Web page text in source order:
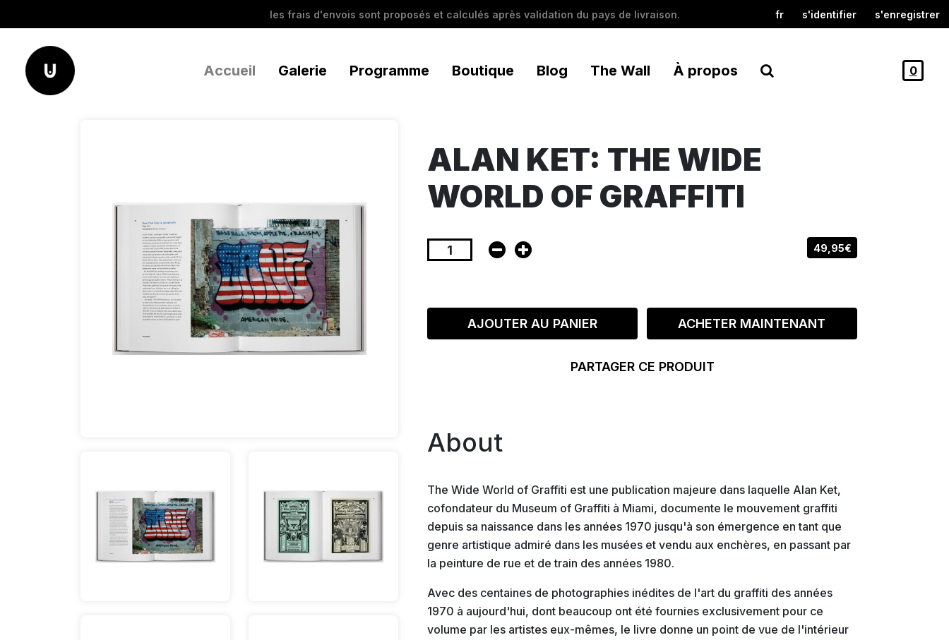
les frais d'envois sont proposés et calculés après validation du pays de livraison. fr s'identifier s'enregistrer
Accueil Galerie Programme Boutique Blog The Wall À propos 0
ALAN KET: THE WIDE
WORLD OF GRAFFITI
49,95€
AJOUTER AU PANIER ACHETER MAINTENANT
PARTAGER CE PRODUIT
About
The Wide World of Graffiti est une publication majeure dans laquelle Alan Ket,
cofondateur du Museum of Graffiti à Miami, documente le mouvement graffiti
depuis sa naissance dans les années 1970 jusqu'à son émergence en tant que
genre artistique admiré dans les musées et vendu aux enchères, en passant par
la peinture de rue et de train des années 1980.
Avec des centaines de photographies inédites de l'art du graffiti des années
1970 à aujourd'hui, dont beaucoup ont été fournies exclusivement pour ce
volume par les artistes eux-mêmes, le livre donne un point de vue de l'intérieur